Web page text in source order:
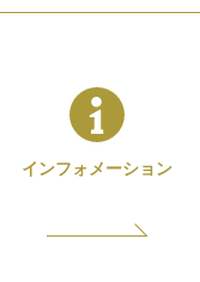
インフォメーション